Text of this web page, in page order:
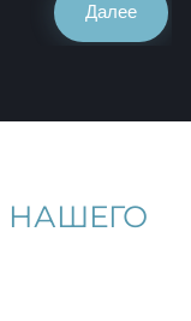
Далее
НАШЕГО